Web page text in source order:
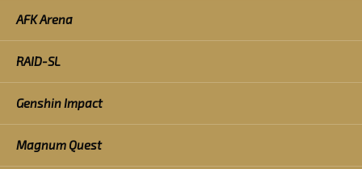
AFK Arena
RAID-SL
Genshin Impact
Magnum Quest